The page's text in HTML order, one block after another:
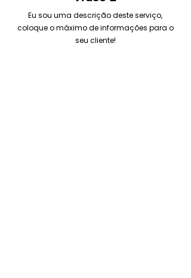
Eu sou uma descrição deste serviço,
coloque o máximo de informações para o
seu cliente!